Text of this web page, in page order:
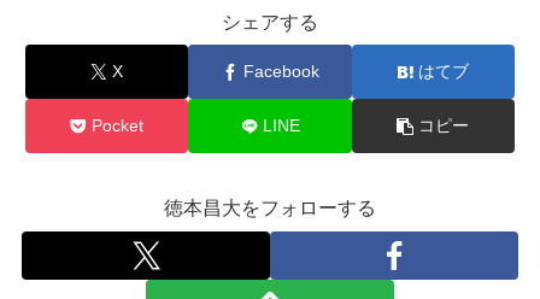
シェアする
X Facebook はてブ
Pocket LINE コピー
徳本昌大をフォローする